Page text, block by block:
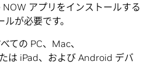
アプリをインストールする
が必要です。
ての PC、Mac、
は iPad、および Android デバ